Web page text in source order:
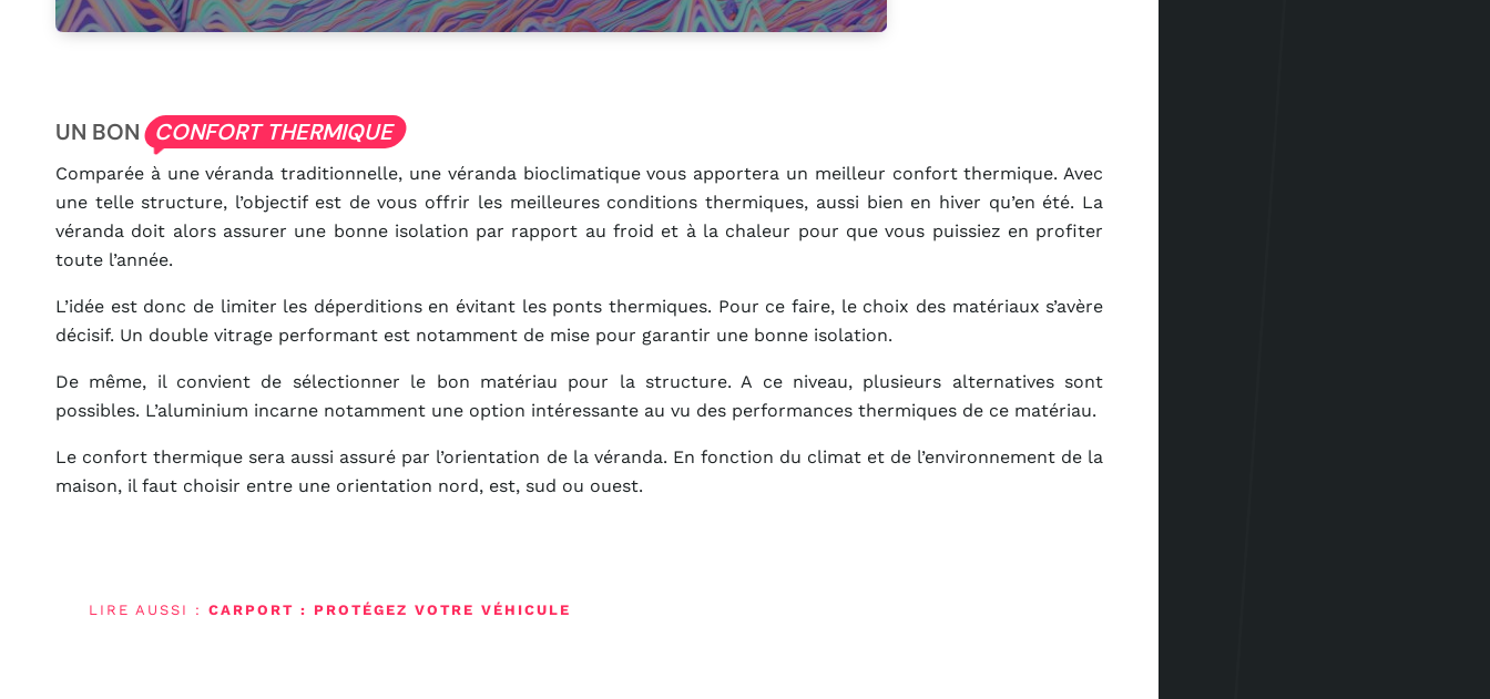
UN BON CONFORT THERMIQUE
Comparée à une véranda traditionnelle, une véranda bioclimatique vous apportera un meilleur confort thermique. Avec
une telle structure, l’objectif est de vous offrir les meilleures conditions thermiques, aussi bien en hiver qu’en été. La
véranda doit alors assurer une bonne isolation par rapport au froid et à la chaleur pour que vous puissiez en profiter
toute l’année.
L’idée est donc de limiter les déperditions en évitant les ponts thermiques. Pour ce faire, le choix des matériaux s’avère
décisif. Un double vitrage performant est notamment de mise pour garantir une bonne isolation.
De même, il convient de sélectionner le bon matériau pour la structure. A ce niveau, plusieurs alternatives sont
possibles. L’aluminium incarne notamment une option intéressante au vu des performances thermiques de ce matériau.
Le confort thermique sera aussi assuré par l’orientation de la véranda. En fonction du climat et de l’environnement de la
maison, il faut choisir entre une orientation nord, est, sud ou ouest.
LIRE AUSSI : CARPORT : PROTÉGEZ VOTRE VÉHICULE